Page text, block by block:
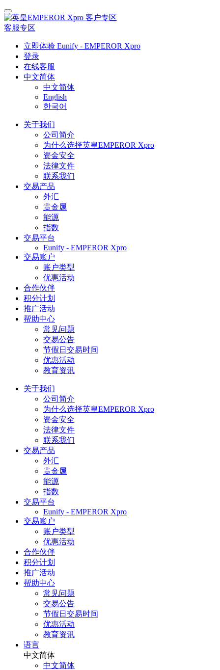
客户专区
客服专区
立即体验 Eunify - EMPEROR Xpro
登录
在线客服
中文简体
中文简体
English
한국어
关于我们
公司简介
为什么选择英皇EMPEROR Xpro
资金安全
法律文件
联系我们
交易产品
外汇
贵金属
能源
指数
交易平台
Eunify - EMPEROR Xpro
交易账户
账户类型
优惠活动
合作伙伴
积分计划
推广活动
帮助中心
常见问题
交易公告
节假日交易时间
优惠活动
教育资讯
关于我们
公司简介
为什么选择英皇EMPEROR Xpro
资金安全
法律文件
联系我们
交易产品
外汇
贵金属
能源
指数
交易平台
Eunify - EMPEROR Xpro
交易账户
账户类型
优惠活动
合作伙伴
积分计划
推广活动
帮助中心
常见问题
交易公告
节假日交易时间
优惠活动
教育资讯
语言
中文简体
中文简体